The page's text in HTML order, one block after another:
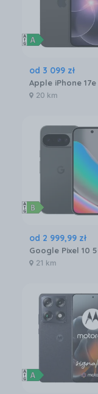
od 3 099 zł
20 km
od 2 999,99 zł
21 km